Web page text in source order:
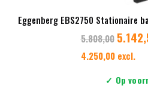
5.808,00
4.250,00 excl.
✓ Op